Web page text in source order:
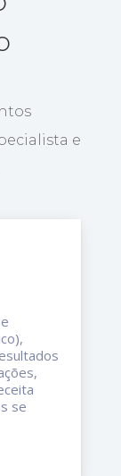
e
se